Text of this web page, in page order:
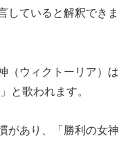
していると解釈できま
（ウィクトーリア）は
と歌われます。
があり、「勝利の女神